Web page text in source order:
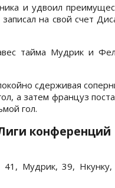
и удвоил
на свой счет
тайма Мудрик и
сдерживая
а затем француз
гол.
конференций
Мудрик, 39, Нкунку,